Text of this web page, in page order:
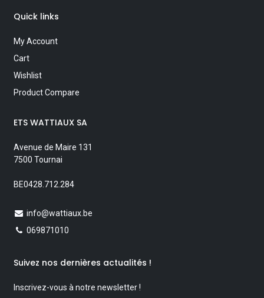
Quick links
My Account
Cart
Wishlist
Product Compare
ETS WATTIAUX SA
Avenue de Maire 131
7500 Tournai
BE0428.712.284
info@wattiaux.be
069871010
Suivez nos dernières actualités !
Inscrivez-vous à notre newsletter !